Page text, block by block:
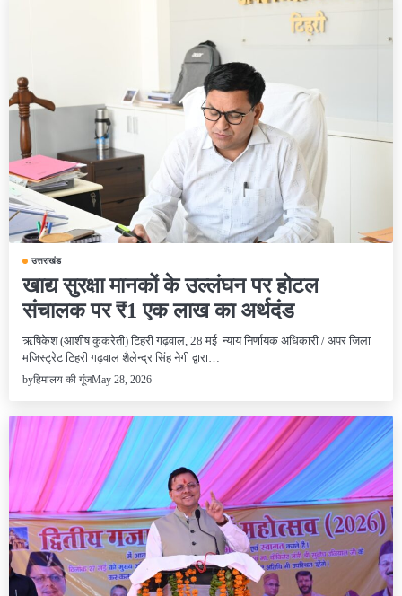
उत्तराखंड
खाद्य सुरक्षा मानकों के उल्लंघन पर होटल
संचालक पर ₹1 एक लाख का अर्थदंड
ऋषिकेश (आशीष कुकरेती) टिहरी गढ़वाल, 28 मई न्याय निर्णायक अधिकारी / अपर जिला
मजिस्ट्रेट टिहरी गढ़वाल शैलेन्द्र सिंह नेगी द्वारा…
byहिमालय की गूंजMay 28, 2026